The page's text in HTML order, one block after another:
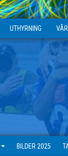
UTHYRNING
BILDER 2025